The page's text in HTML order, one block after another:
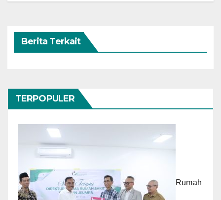
Berita Terkait
TERPOPULER
Rumah